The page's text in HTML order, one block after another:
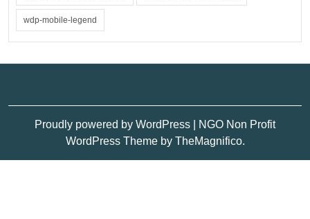
wdp-mobile-legend
Proudly powered by WordPress
NGO Non Profit
WordPress Theme by TheMagnifico.